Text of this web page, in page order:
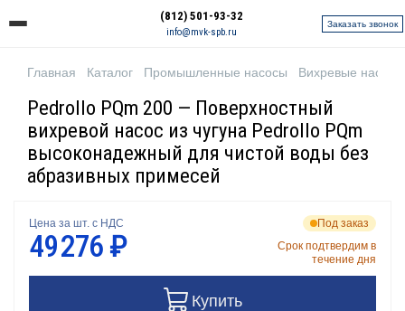
(812) 501-93-32
info@mvk-spb.ru
Заказать звонок
Главная Каталог Промышленные насосы Вихревые насосы
Pedrollo PQm 200 — Поверхностный
вихревой насос из чугуна Pedrollo PQm
высоконадежный для чистой воды без
абразивных примесей
Цена за шт. с НДС
49 276 ₽
Под заказ
Срок подтвердим в
течение дня
Купить